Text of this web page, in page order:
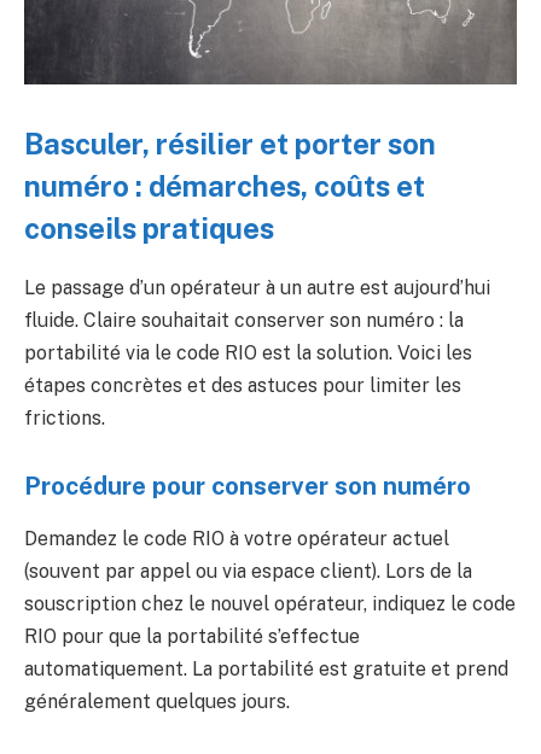
Basculer, résilier et porter son
numéro : démarches, coûts et
conseils pratiques
Le passage d’un opérateur à un autre est aujourd’hui
fluide. Claire souhaitait conserver son numéro : la
portabilité via le code RIO est la solution. Voici les
étapes concrètes et des astuces pour limiter les
frictions.
Procédure pour conserver son numéro
Demandez le code RIO à votre opérateur actuel
(souvent par appel ou via espace client). Lors de la
souscription chez le nouvel opérateur, indiquez le code
RIO pour que la portabilité s’effectue
automatiquement. La portabilité est gratuite et prend
généralement quelques jours.